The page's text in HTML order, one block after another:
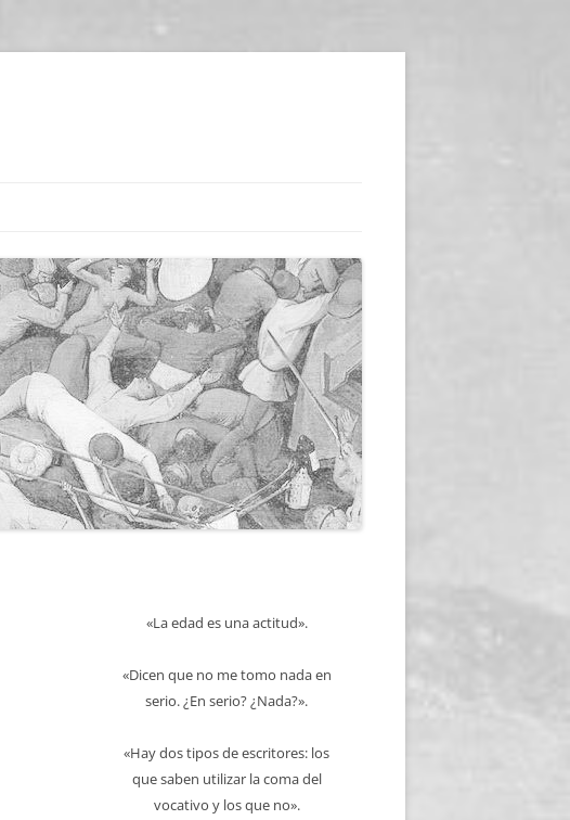
«La edad es una actitud».
«Dicen que no me tomo nada en
serio. ¿En serio? ¿Nada?».
«Hay dos tipos de escritores: los
que saben utilizar la coma del
vocativo y los que no».